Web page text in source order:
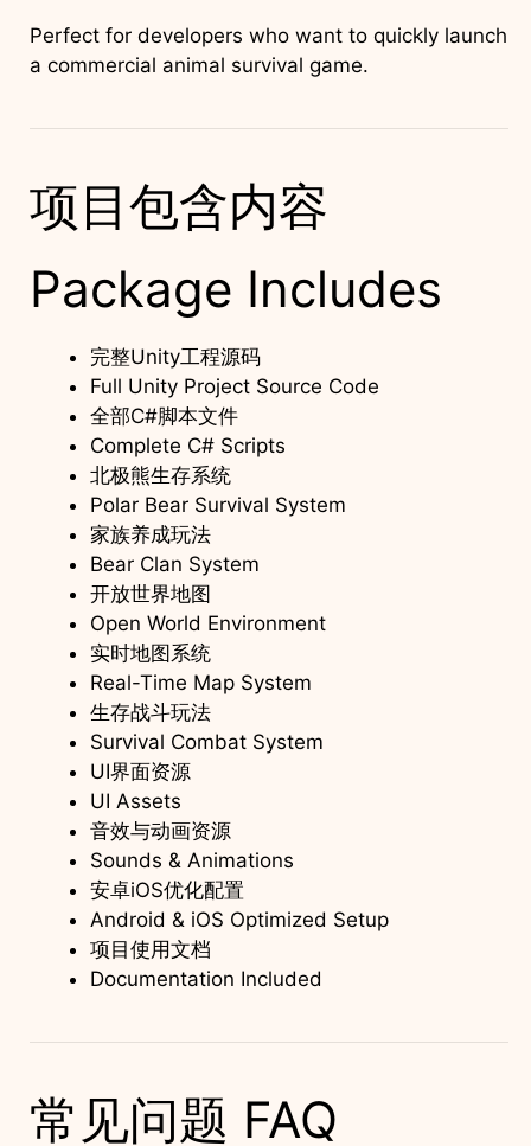
Perfect for developers who want to quickly launch
a commercial animal survival game.
项目包含内容
Package Includes
完整Unity工程源码
Full Unity Project Source Code
全部C#脚本文件
Complete C# Scripts
北极熊生存系统
Polar Bear Survival System
家族养成玩法
Bear Clan System
开放世界地图
Open World Environment
实时地图系统
Real-Time Map System
生存战斗玩法
Survival Combat System
UI界面资源
UI Assets
音效与动画资源
Sounds & Animations
安卓iOS优化配置
Android & iOS Optimized Setup
项目使用文档
Documentation Included
常见问题 FAQ